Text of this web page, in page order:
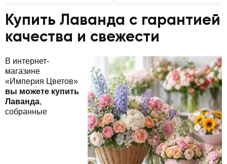
Купить Лаванда с гарантией
качества и свежести
В интернет-
магазине
«Империя Цветов»
вы можете купить
Лаванда,
собранные